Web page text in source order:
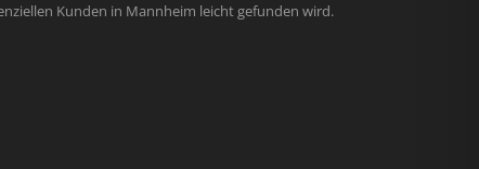
Kunden in Mannheim leicht gefunden wird.